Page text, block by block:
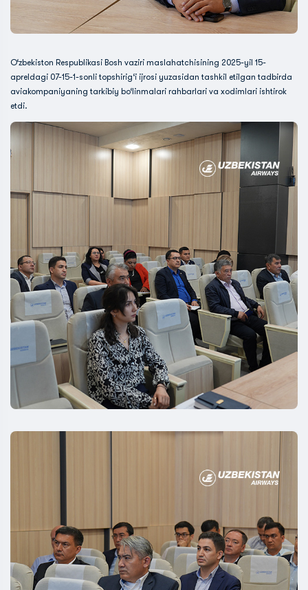
O‘zbekiston Respublikasi Bosh vaziri maslahatchisining 2025-yil 15-
apreldagi 07-15-1-sonli topshirig‘i ijrosi yuzasidan tashkil etilgan tadbirda
aviakompaniyaning tarkibiy bo‘linmalari rahbarlari va xodimlari ishtirok
etdi.